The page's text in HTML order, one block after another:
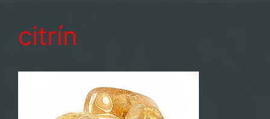
citrín